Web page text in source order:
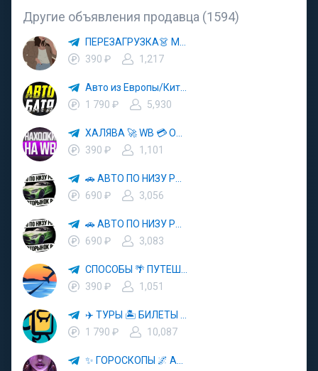
Другие объявления продавца (1594)
390 ₽
1,217
1 790 ₽
5,930
390 ₽
1,101
690 ₽
3,056
690 ₽
3,083
390 ₽
1,051
1 790 ₽
10,087